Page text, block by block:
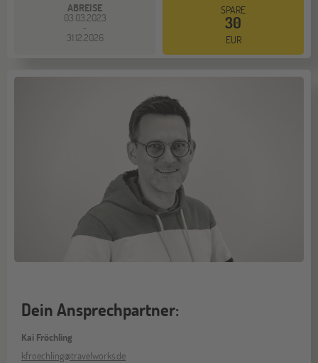
ABREISE
03.03.2023
-
31.12.2026
SPARE
30
EUR
Dein Ansprechpartner:
Kai Fröchling
kfroechling@travelworks.de